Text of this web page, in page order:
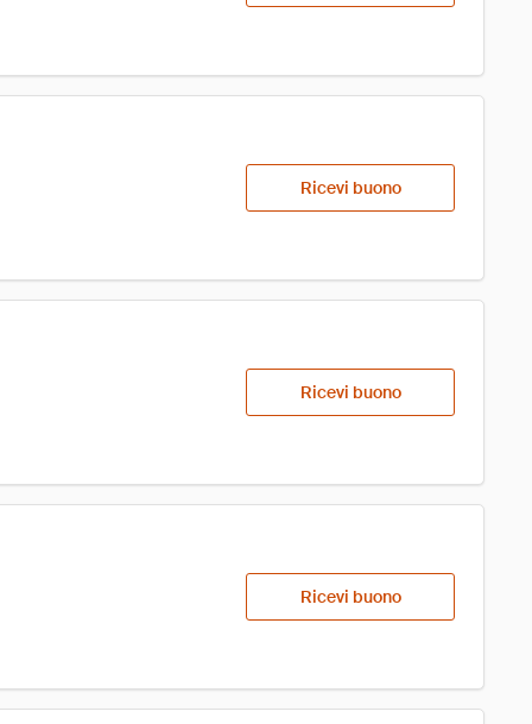
Ricevi buono
Ricevi buono
Ricevi buono